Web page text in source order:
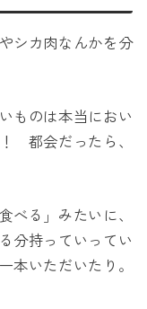
シカ肉なんかを分
ものは本当におい
都会だったら、
べる」みたいに、
分持っていってい
本いただいたり。